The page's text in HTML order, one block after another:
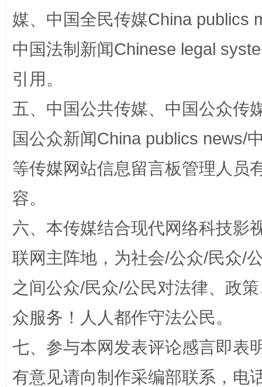
镜头丨大暑三秋近 山西：
如何以同查同治破解风腐交织难题 养老服
一颗心始终滚烫
媒、中国全民传媒China publics
中国法制新闻Chinese legal
引用。
五、中国公共传媒、中国公众传
国公众新闻China publics news/
等传媒网站信息留言板管理人员
容。
六、本传媒结合现代网络科技影
联网主阵地，为社会/公众/民众/
之间公众/民众/公民对法律、政
众服务！人人都作守法公民。
七、参与本网发表评论感言即表
有意见请向制作采编部联系，电